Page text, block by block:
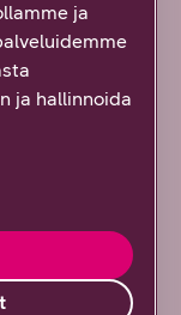
vastaa
ja
ja
ja hallinnoida